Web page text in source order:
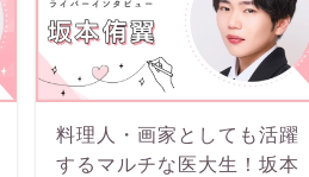
料理人・画家としても活躍
するマルチな医大生！坂本